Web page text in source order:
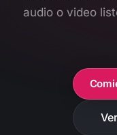
audio o video